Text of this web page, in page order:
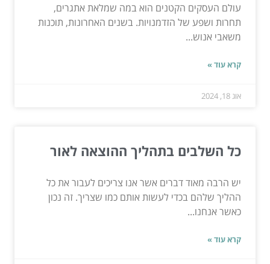
עולם העסקים הקטנים הוא במה שמלאת אתגרים,
תחרות ושפע של הזדמנויות. בשנים האחרונות, תוכנות
משאבי אנוש...
קרא עוד »
אוג 18, 2024
כל השלבים בתהליך ההוצאה לאור
יש הרבה מאוד דברים אשר אנו צריכים לעבור את כל
ההליך שלהם בכדי לעשות אותם כמו שצריך. זה נכון
כאשר אנחנו...
קרא עוד »